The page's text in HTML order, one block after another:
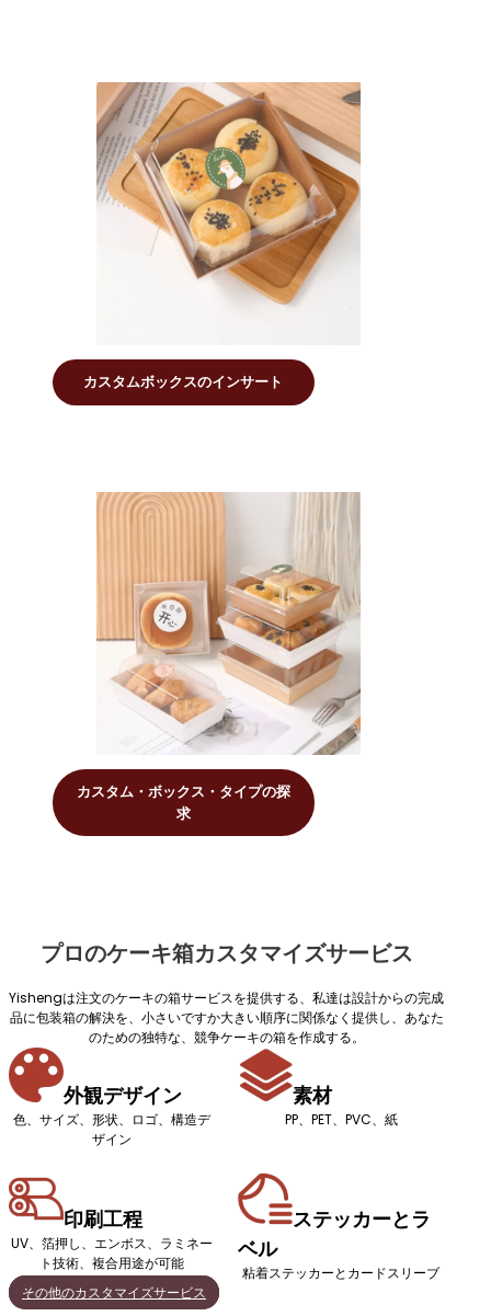
カスタムボックスのインサート
カスタム・ボックス・タイプの探
求
プロのケーキ箱カスタマイズサービス
Yishengは注文のケーキの箱サービスを提供する、私達は設計からの完成
品に包装箱の解決を、小さいですか大きい順序に関係なく提供し、あなた
のための独特な、競争ケーキの箱を作成する。
外観デザイン
色、サイズ、形状、ロゴ、構造デ
ザイン
素材
PP、PET、PVC、紙
印刷工程
UV、箔押し、エンボス、ラミネー
ト技術、複合用途が可能
ステッカーとラ
ベル
粘着ステッカーとカードスリーブ
その他のカスタマイズサービス